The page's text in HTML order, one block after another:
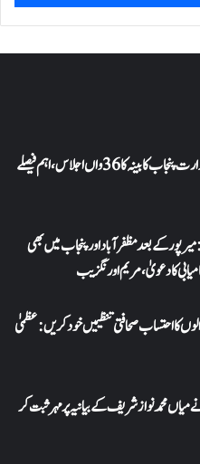
مریم نواز کی زیر صدارت پنجاب کابینہ کا 36واں اجلاس،اہم فیصلے
میرپور کے بعد مظفرآباد اور پنجاب میں بھی
کا دعویٰ، مریم اورنگزیب
کا احتساب صحافتی تنظیمیں خود کریں: عظمیٰ
میاں محمد نواز شریف کے بیانیہ پر مہر ثبت کر